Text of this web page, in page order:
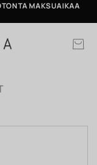
MAKSUAIKAA